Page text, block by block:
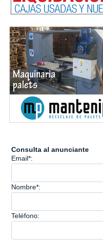
Consulta al anunciante
Email*:
Nombre*:
Teléfono: